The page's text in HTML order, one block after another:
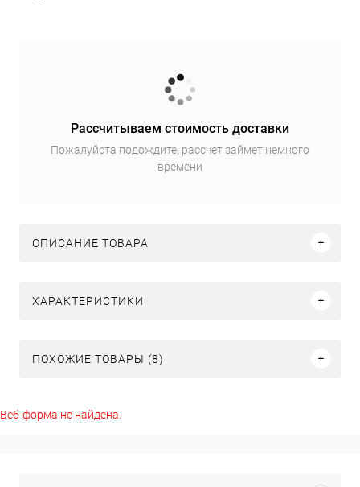
Рассчитываем стоимость доставки
Пожалуйста подождите, рассчет займет немного
времени
ОПИСАНИЕ ТОВАРА
ХАРАКТЕРИСТИКИ
ПОХОЖИЕ ТОВАРЫ (8)
Веб-форма не найдена.